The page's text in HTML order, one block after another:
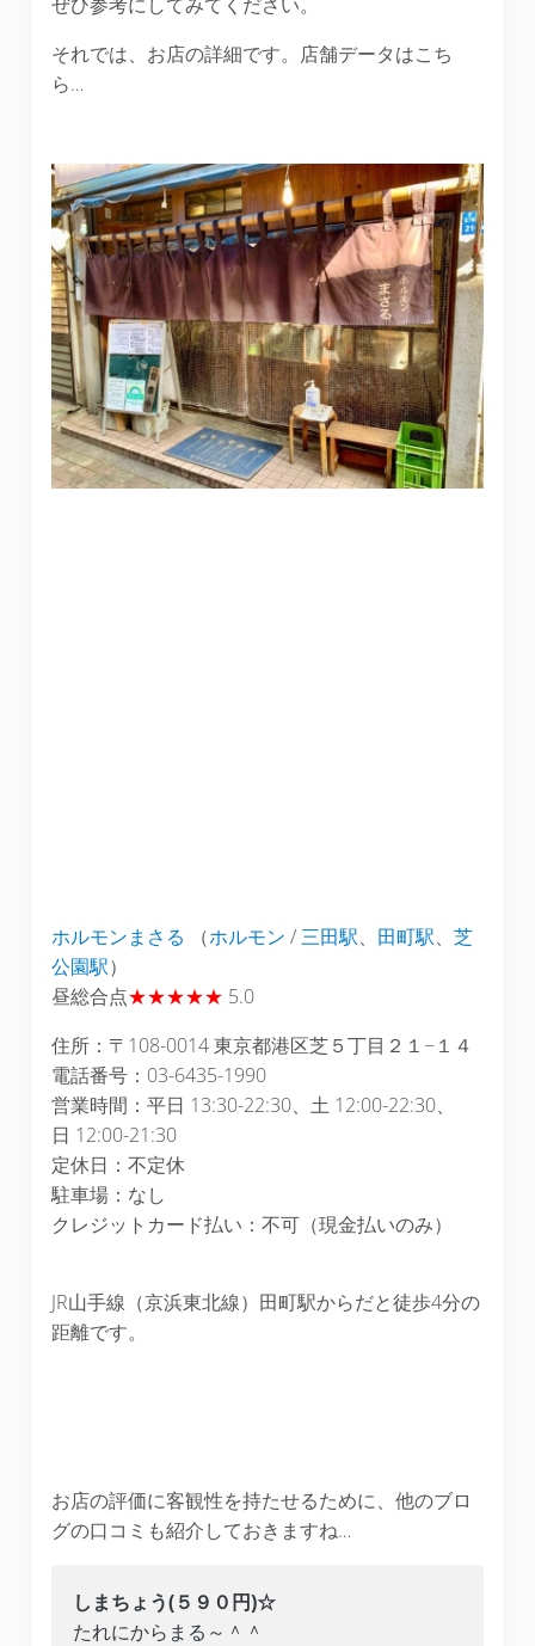
ぜひ参考にしてみてください。
それでは、お店の詳細です。店舗データはこち
ら…
ホルモンまさる （ホルモン /三田駅、 田町駅、 芝
公園駅）
昼総合点★★★★★ 5.0
住所：〒108-0014 東京都港区芝５丁目２１−１４
電話番号：03-6435-1990
営業時間：平日 13:30-22:30、土 12:00-22:30、
日 12:00-21:30
定休日：不定休
駐車場：なし
クレジットカード払い：不可（現金払いのみ）
JR山手線（京浜東北線）田町駅からだと徒歩4分の
距離です。
お店の評価に客観性を持たせるために、他のブロ
グの口コミも紹介しておきますね…
しまちょう(５９０円)☆
たれにからまる～＾＾